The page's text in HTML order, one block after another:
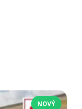
NOVÝ